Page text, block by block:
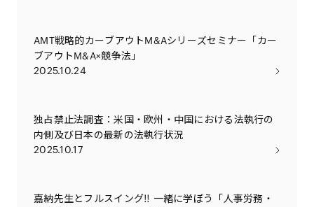
AMT戦略的カーブアウトM&Aシリーズセミナー「カー
ブアウトM&A×競争法」
2025.10.24
独占禁止法調査：米国・欧州・中国における法執行の
内側及び日本の最新の法執行状況
2025.10.17
嘉納先生とフルスイング‼ 一緒に学ぼう「人事労務・